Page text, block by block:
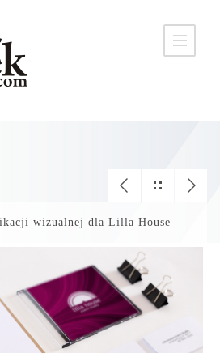
wizualnej dla Lilla House